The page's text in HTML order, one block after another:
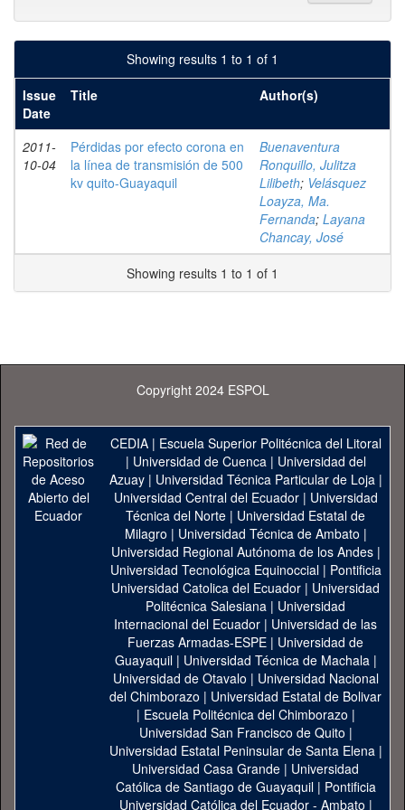
Showing results 1 to 1 of 1
Issue
Date
Title Author(s)
2011-
10-04
Pérdidas por efecto corona en
la línea de transmisión de 500
kv quito-Guayaquil
Buenaventura
Ronquillo, Julitza
Lilibeth; Velásquez
Loayza, Ma.
Fernanda; Layana
Chancay, José
Showing results 1 to 1 of 1
Copyright 2024 ESPOL
CEDIA| Escuela Superior Politécnica del Litoral
| Universidad de Cuenca| Universidad del
Azuay| Universidad Técnica Particular de Loja|
Universidad Central del Ecuador| Universidad
Técnica del Norte | Universidad Estatal de
Milagro | Universidad Técnica de Ambato |
Universidad Regional Autónoma de los Andes|
Universidad Tecnológica Equinoccial| Pontificia
Universidad Catolica del Ecuador | Universidad
Politécnica Salesiana | Universidad
Internacional del Ecuador | Universidad de las
Fuerzas Armadas-ESPE | Universidad de
Guayaquil| Universidad Técnica de Machala|
Universidad de Otavalo | Universidad Nacional
del Chimborazo | Universidad Estatal de Bolivar
| Escuela Politécnica del Chimborazo |
Universidad San Francisco de Quito |
Universidad Estatal Peninsular de Santa Elena|
Universidad Casa Grande | Universidad
Católica de Santiago de Guayaquil| Pontificia
Universidad Católica del Ecuador - Ambato |